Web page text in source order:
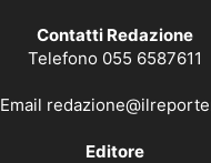
Contatti Redazione
Telefono 055 6587611
Email
Editore